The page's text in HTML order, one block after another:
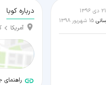
21 دی 1396
15 شهریور 1398
درباره کوبا
آمریکا
راهنمای